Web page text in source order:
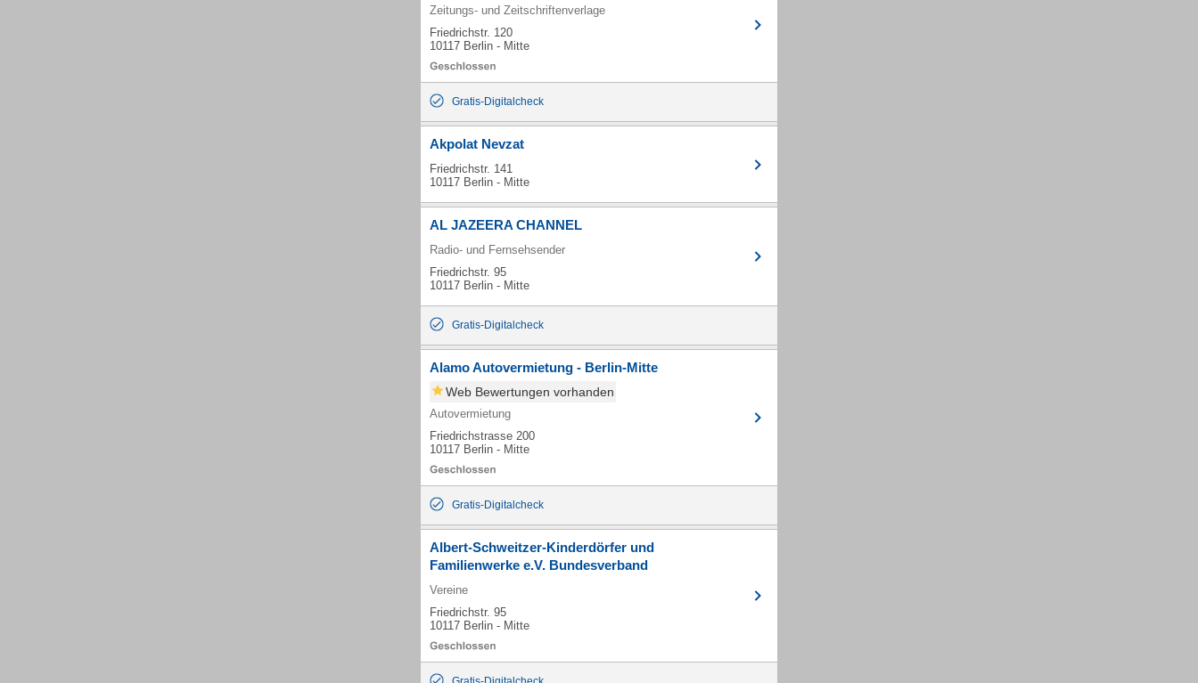
Zeitungs- und Zeitschriftenverlage
Friedrichstr. 120
10117 Berlin - Mitte
Gratis-Digitalcheck
Akpolat Nevzat
Friedrichstr. 141
10117 Berlin - Mitte
AL JAZEERA CHANNEL
Radio- und Fernsehsender
Friedrichstr. 95
10117 Berlin - Mitte
Gratis-Digitalcheck
Alamo Autovermietung - Berlin-Mitte
Web Bewertungen vorhanden
Autovermietung
Friedrichstrasse 200
10117 Berlin - Mitte
Gratis-Digitalcheck
Albert-Schweitzer-Kinderdörfer und
Familienwerke e.V. Bundesverband
Vereine
Friedrichstr. 95
10117 Berlin - Mitte